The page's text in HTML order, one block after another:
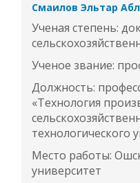
Смаилов Эльтар
Ученая степень:
Ученое звание:
Должность:
«Технология
технологического
Место работы:
университет